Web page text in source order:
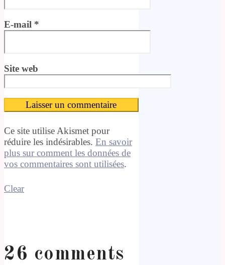
E-mail *
Site web
Ce site utilise Akismet pour
réduire les indésirables. En savoir
plus sur comment les données de
vos commentaires sont utilisées.
Clear
26 comments